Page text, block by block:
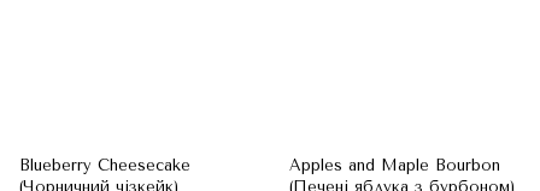
Blueberry Cheesecake
(Чорничний чізкейк)
Apples and Maple Bourbon
(Печені яблука з бурбоном)